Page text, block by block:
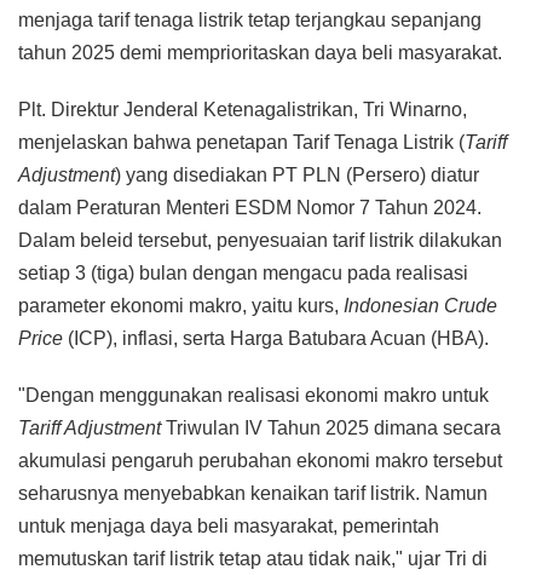
menjaga tarif tenaga listrik tetap terjangkau sepanjang
tahun 2025 demi memprioritaskan daya beli masyarakat.
Plt. Direktur Jenderal Ketenagalistrikan, Tri Winarno,
menjelaskan bahwa penetapan Tarif Tenaga Listrik (Tariff
Adjustment) yang disediakan PT PLN (Persero) diatur
dalam Peraturan Menteri ESDM Nomor 7 Tahun 2024.
Dalam beleid tersebut, penyesuaian tarif listrik dilakukan
setiap 3 (tiga) bulan dengan mengacu pada realisasi
parameter ekonomi makro, yaitu kurs, Indonesian Crude
Price (ICP), inflasi, serta Harga Batubara Acuan (HBA).
"Dengan menggunakan realisasi ekonomi makro untuk
Tariff AdjustmentTriwulan IV Tahun 2025 dimana secara
akumulasi pengaruh perubahan ekonomi makro tersebut
seharusnya menyebabkan kenaikan tarif listrik. Namun
untuk menjaga daya beli masyarakat, pemerintah
memutuskan tarif listrik tetap atau tidak naik," ujar Tri di